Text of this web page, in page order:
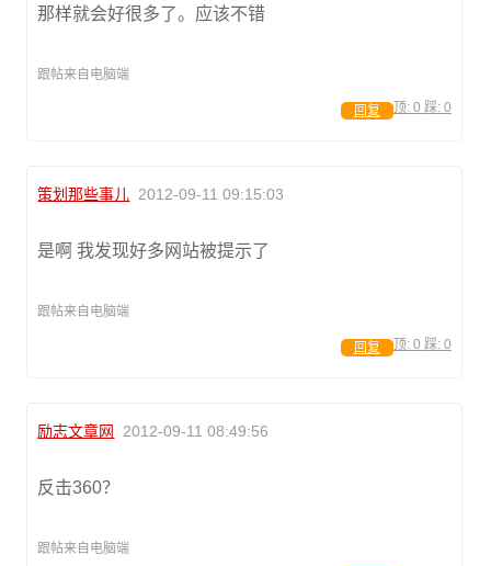
那样就会好很多了。应该不错
跟帖来自电脑端
顶: 0 踩: 0
回复
策划那些事儿 2012-09-11 09:15:03
是啊 我发现好多网站被提示了
跟帖来自电脑端
顶: 0 踩: 0
回复
励志文章网 2012-09-11 08:49:56
反击360？
跟帖来自电脑端